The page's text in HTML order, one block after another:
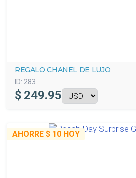
REGALO CHANEL DE LUJO
ID: 283
$ 249.95
AHORRE $ 10 HOY